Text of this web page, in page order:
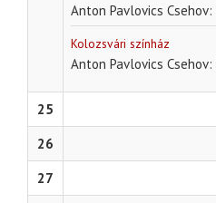
Anton Pavlovics Csehov
Kolozsvári színház
Anton Pavlovics Csehov
25
26
27